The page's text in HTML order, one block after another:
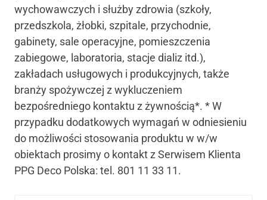
wychowawczych i służby zdrowia (szkoły,
przedszkola, żłobki, szpitale, przychodnie,
gabinety, sale operacyjne, pomieszczenia
zabiegowe, laboratoria, stacje dializ itd.),
zakładach usługowych i produkcyjnych, także
branży spożywczej z wykluczeniem
bezpośredniego kontaktu z żywnością*. * W
przypadku dodatkowych wymagań w odniesieniu
do możliwości stosowania produktu w w/w
obiektach prosimy o kontakt z Serwisem Klienta
PPG Deco Polska: tel. 801 11 33 11.